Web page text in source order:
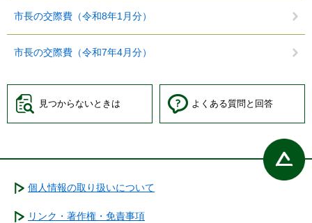
市長の交際費（令和8年1月分）
市長の交際費（令和7年4月分）
見つからないときは よくある質問と回答
個人情報の取り扱いについて
リンク・著作権・免責事項